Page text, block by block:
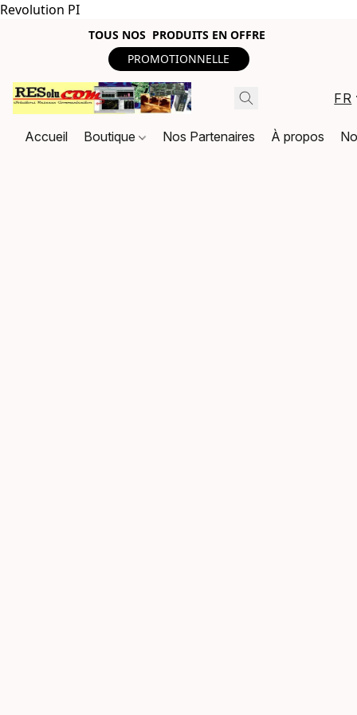
Revolution PI
TOUS NOS PRODUITS EN OFFRE
PROMOTIONNELLE
FR
Accueil Boutique Nos Partenaires À propos